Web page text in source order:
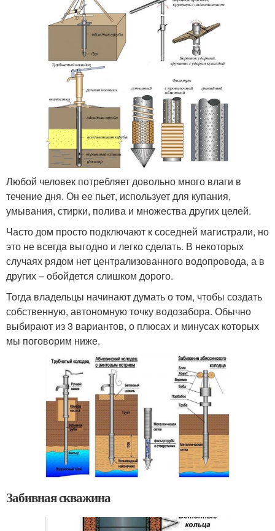
Любой человек потребляет довольно много влаги в
течение дня. Он ее пьет, использует для купания,
умывания, стирки, полива и множества других целей.
Часто дом просто подключают к соседней магистрали, но
это не всегда выгодно и легко сделать. В некоторых
случаях рядом нет централизованного водопровода, а в
других – обойдется слишком дорого.
Тогда владельцы начинают думать о том, чтобы создать
собственную, автономную точку водозабора. Обычно
выбирают из 3 вариантов, о плюсах и минусах которых
мы поговорим ниже.
Забивная скважина